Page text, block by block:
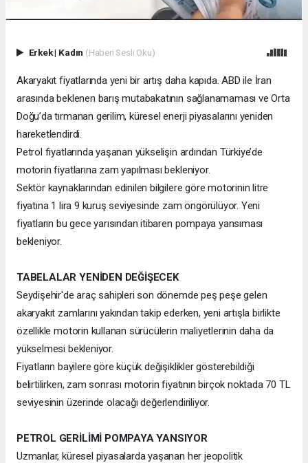
Erkek| Kadın (Haberi Sesli Oku)
Akaryakıt fiyatlarında yeni bir artış daha kapıda. ABD ile İran
arasında beklenen barış mutabakatının sağlanamaması ve Orta
Doğu’da tırmanan gerilim, küresel enerji piyasalarını yeniden
hareketlendirdi.
Petrol fiyatlarında yaşanan yükselişin ardından Türkiye’de
motorin fiyatlarına zam yapılması bekleniyor.
Sektör kaynaklarından edinilen bilgilere göre motorinin litre
fiyatına 1 lira 9 kuruş seviyesinde zam öngörülüyor. Yeni
fiyatların bu gece yarısından itibaren pompaya yansıması
bekleniyor.
TABELALAR YENİDEN DEĞİŞECEK
Seydişehir'de araç sahipleri son dönemde peş peşe gelen
akaryakıt zamlarını yakından takip ederken, yeni artışla birlikte
özellikle motorin kullanan sürücülerin maliyetlerinin daha da
yükselmesi bekleniyor.
Fiyatların bayilere göre küçük değişiklikler gösterebildiği
belirtilirken, zam sonrası motorin fiyatının birçok noktada 70 TL
seviyesinin üzerinde olacağı değerlendiriliyor.
PETROL GERİLİMİ POMPAYA YANSIYOR
Uzmanlar, küresel piyasalarda yaşanan her jeopolitik